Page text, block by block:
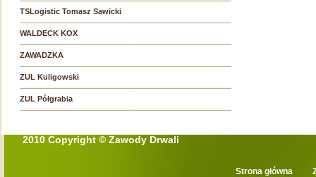
TSLogistic Tomasz Sawicki
WALDECK KOX
ZAWADZKA
ZUL Kuligowski
ZUL Półgrabia
2010 Copyright © Zawody Drwali
Strona główna